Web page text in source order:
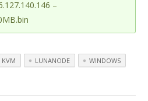
–
KVM LUNANODE
WINDOWS